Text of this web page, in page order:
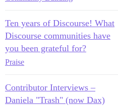
Ten years of Discourse! What
Discourse communities have
you been grateful for?
Praise
Contributor Interviews –
Daniela "Trash" (now Dax)